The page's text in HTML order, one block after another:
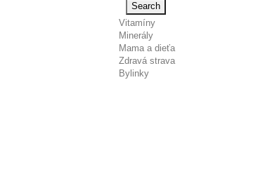
Search
Vitamíny
Minerály
Mama a dieťa
Zdravá strava
Bylinky